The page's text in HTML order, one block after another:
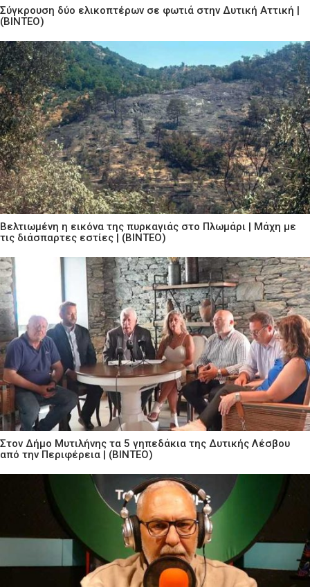
Σύγκρουση δύο ελικοπτέρων σε φωτιά στην Δυτική Αττική |
(ΒΙΝΤΕΟ)
Βελτιωμένη η εικόνα της πυρκαγιάς στο Πλωμάρι | Μάχη με
τις διάσπαρτες εστίες | (ΒΙΝΤΕΟ)
Στον Δήμο Μυτιλήνης τα 5 γηπεδάκια της Δυτικής Λέσβου
από την Περιφέρεια | (ΒΙΝΤΕΟ)